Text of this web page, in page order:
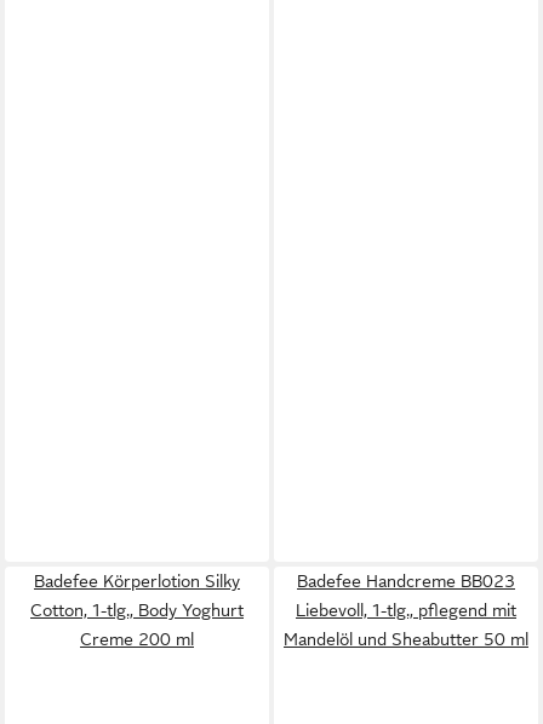
Badefee Körperlotion Silky
Cotton, 1-tlg., Body Yoghurt
Creme 200 ml
Badefee Handcreme BB023
Liebevoll, 1-tlg., pflegend mit
Mandelöl und Sheabutter 50 ml